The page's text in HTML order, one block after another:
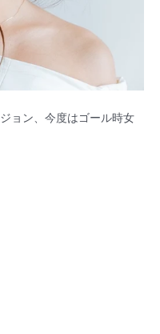
ョン、今度はゴール時女